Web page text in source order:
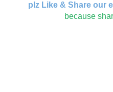
plz Like & Share our
because